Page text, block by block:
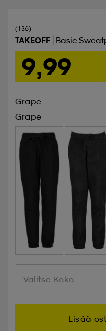
(136)
TAKEOFF Basic
9,99
Grape
Grape
Valitse Koko
Valitse Koko
Lisää